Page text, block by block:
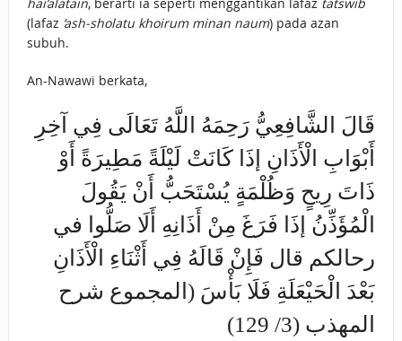
(lafaz ‘ash-sholatu khoirum minan naum) pada azan
subuh.
An-Nawawi berkata,
قَالَ الشَّافِعِيُّ رَحِمَهُ اللَّهُ تَعَالَى فِي آخِرِ
أَبْوَابِ الْأَذَانِ إذَا كَانَتْ لَيْلَةً مَطِيرَةً أَوْ
ذَاتَ رِيحٍ وَظُلْمَةٍ يُسْتَحَبُّ أَنْ يَقُولَ
الْمُؤَذِّنُ إذَا فَرَغَ مِنْ أَذَانِهِ أَلَا صَلُّوا في
رحالكم قال فَإِنْ قَالَهُ فِي أَثْنَاءِ الْأَذَانِ
بَعْدَ الْحَيْعَلَةِ فَلَا بَأْسَ (المجموع شرح
المهذب (3/ 129)